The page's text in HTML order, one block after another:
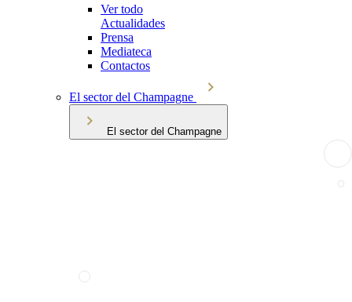
Ver todo
Actualidades
Prensa
Mediateca
Contactos
El sector del Champagne
El sector del Champagne